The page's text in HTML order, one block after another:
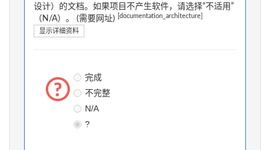
设计）的文档。如果项目不产生软件，请选择“不适用”
（N/A）。 (需要网址)
[documentation_architecture]
显示详细资料
完成
不完整
N/A
?